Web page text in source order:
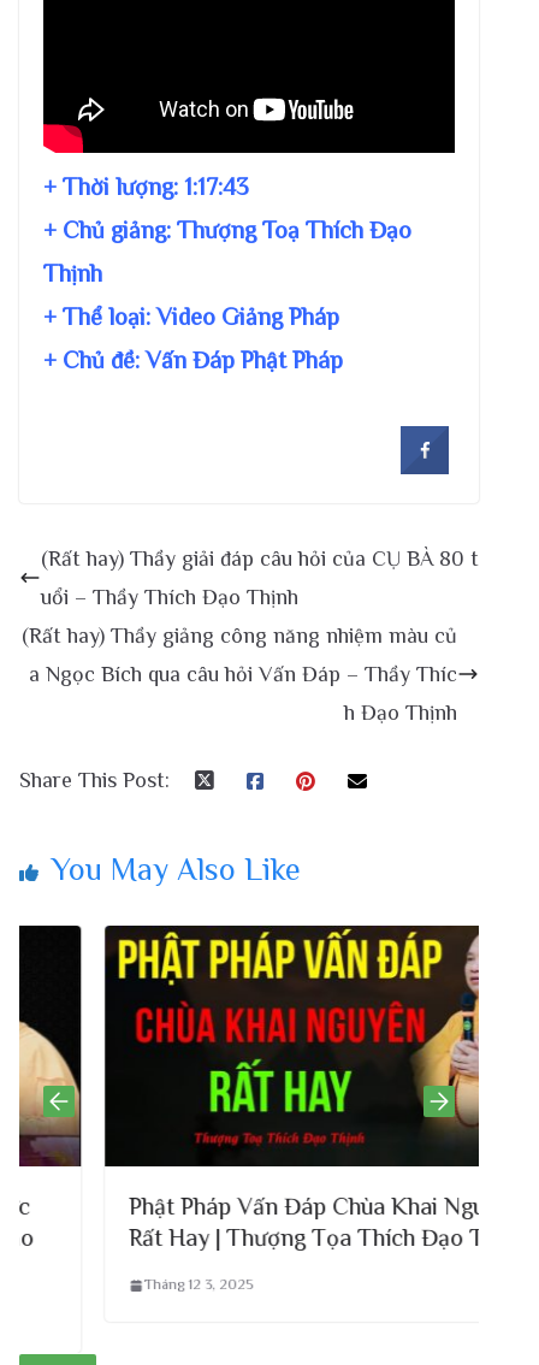
+ Thời lượng: 1:17:43
+ Chủ giảng: Thượng Toạ Thích Đạo
Thịnh
+ Thể loại: Video Giảng Pháp
+ Chủ đề:Vấn Đáp Phật Pháp
(Rất hay) Thầy giải đáp câu hỏi của CỤ BÀ 80 t
uổi – Thầy Thích Đạo Thịnh
(Rất hay) Thầy giảng công năng nhiệm màu củ
a Ngọc Bích qua câu hỏi Vấn Đáp – Thầy Thíc
h Đạo Thịnh
Share This Post:
You May Also Like
Phật Pháp Vấn Đáp Chùa Khai Nguyên.
Rất Hay | Thượng Tọa Thích Đạo Thịnh
Tháng 12 3, 2025